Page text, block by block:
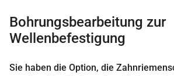
Bohrungsbearbeitung zur
Wellenbefestigung
Sie haben die Option, die